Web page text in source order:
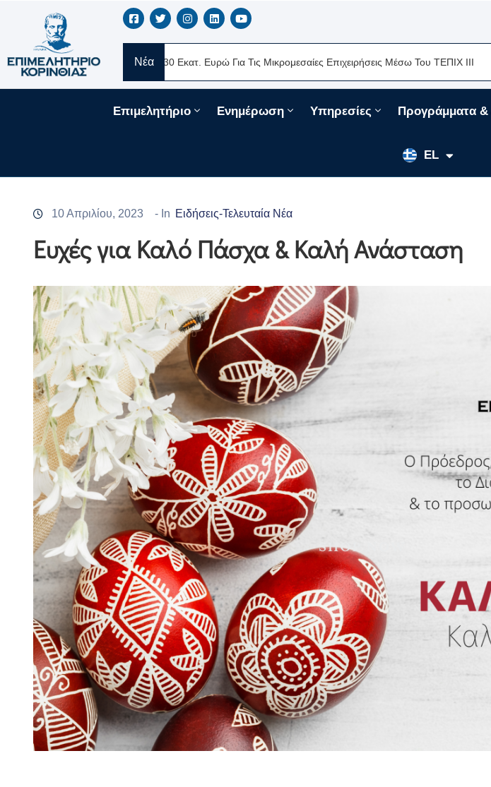
Νέα
Ελλάς Νέα Δάνεια 330 Εκατ. Ευρώ Για Τις Μικρομεσαίες Επιχειρήσεις Μέσω Του ΤΕΠΙΧ ΙΙΙ 5ο
Επιμελητήριο Ενημέρωση Υπηρεσίες Προγράμματα &
EL
EN
FR
10 Απριλίου, 2023 - In Ειδήσεις-Τελευταία Νέα
Ευχές για Καλό Πάσχα & Καλή Ανάσταση